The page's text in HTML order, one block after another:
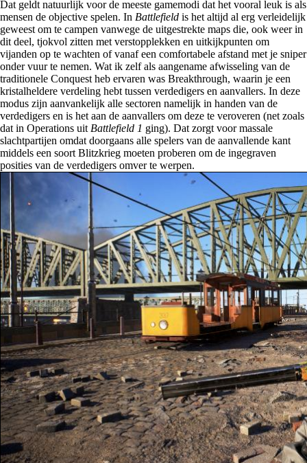
Dat geldt natuurlijk voor de meeste gamemodi dat het vooral leuk is als
mensen de objective spelen. In Battlefield is het altijd al erg verleidelijk
geweest om te campen vanwege de uitgestrekte maps die, ook weer in
dit deel, tjokvol zitten met verstopplekken en uitkijkpunten om
vijanden op te wachten of vanaf een comfortabele afstand met je sniper
onder vuur te nemen. Wat ik zelf als aangename afwisseling van de
traditionele Conquest heb ervaren was Breakthrough, waarin je een
kristalheldere verdeling hebt tussen verdedigers en aanvallers. In deze
modus zijn aanvankelijk alle sectoren namelijk in handen van de
verdedigers en is het aan de aanvallers om deze te veroveren (net zoals
dat in Operations uit Battlefield 1 ging). Dat zorgt voor massale
slachtpartijen omdat doorgaans alle spelers van de aanvallende kant
middels een soort Blitzkrieg moeten proberen om de ingegraven
posities van de verdedigers omver te werpen.